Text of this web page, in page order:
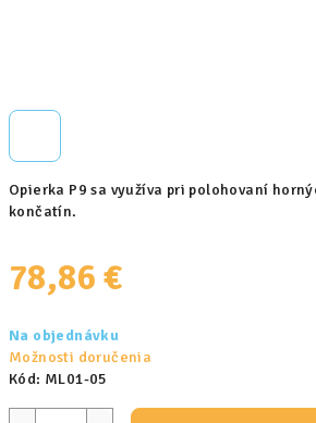
Opierka P9 sa využíva pri polohovaní
končatín.
78,86 €
cena:
Na objednávku
Možnosti doručenia
Kód: ML01-05